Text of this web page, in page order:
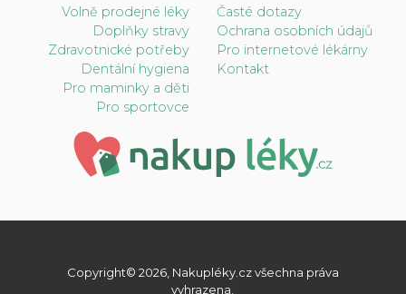
Volně prodejné léky
Doplňky stravy
Zdravotnické potřeby
Dentální hygiena
Pro maminky a děti
Pro sportovce
Časté dotazy
Ochrana osobních údajů
Pro internetové lékárny
Kontakt
Copyright© 2026, Nakupléky.cz všechna práva
vyhrazena.